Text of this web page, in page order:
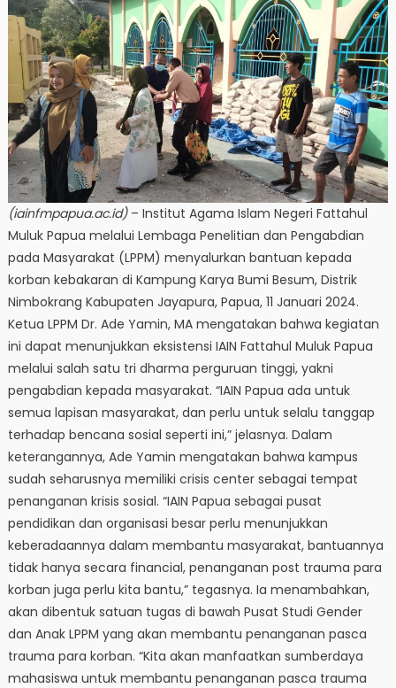
(iainfmpapua.ac.id)– Institut Agama Islam Negeri Fattahul
Muluk Papua melalui Lembaga Penelitian dan Pengabdian
pada Masyarakat (LPPM) menyalurkan bantuan kepada
korban kebakaran di Kampung Karya Bumi Besum, Distrik
Nimbokrang Kabupaten Jayapura, Papua, 11 Januari 2024.
Ketua LPPM Dr. Ade Yamin, MA mengatakan bahwa kegiatan
ini dapat menunjukkan eksistensi IAIN Fattahul Muluk Papua
melalui salah satu tri dharma perguruan tinggi, yakni
pengabdian kepada masyarakat. “IAIN Papua ada untuk
semua lapisan masyarakat, dan perlu untuk selalu tanggap
terhadap bencana sosial seperti ini,” jelasnya. Dalam
keterangannya, Ade Yamin mengatakan bahwa kampus
sudah seharusnya memiliki crisis center sebagai tempat
penanganan krisis sosial. “IAIN Papua sebagai pusat
pendidikan dan organisasi besar perlu menunjukkan
keberadaannya dalam membantu masyarakat, bantuannya
tidak hanya secara financial, penanganan post trauma para
korban juga perlu kita bantu,” tegasnya. Ia menambahkan,
akan dibentuk satuan tugas di bawah Pusat Studi Gender
dan Anak LPPM yang akan membantu penanganan pasca
trauma para korban. “Kita akan manfaatkan sumberdaya
mahasiswa untuk membantu penanganan pasca trauma